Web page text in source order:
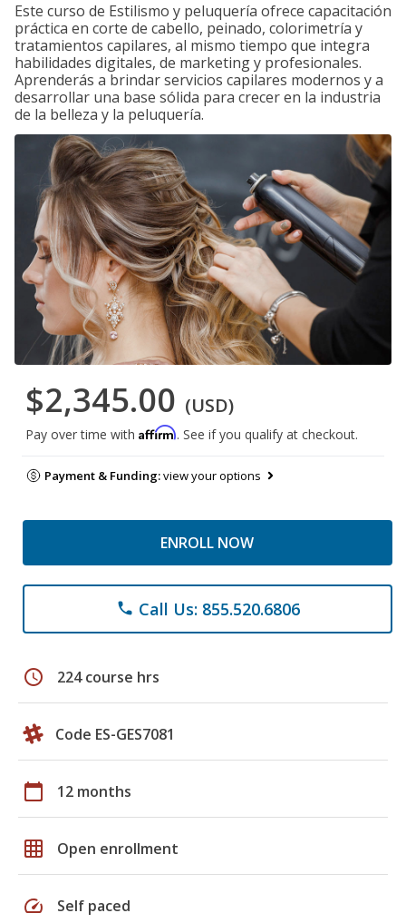
Este curso de Estilismo y peluquería ofrece capacitación
práctica en corte de cabello, peinado, colorimetría y
tratamientos capilares, al mismo tiempo que integra
habilidades digitales, de marketing y profesionales.
Aprenderás a brindar servicios capilares modernos y a
desarrollar una base sólida para crecer en la industria
de la belleza y la peluquería.
$2,345.00 (USD)
Pay over time with Affirm. See if you qualify at checkout.
Payment & Funding:view your options
ENROLL NOW
phone Call Us: 855.520.6806
schedule 224 course hrs
Code ES-GES7081
calendar_today 12 months
grid_on Open enrollment
speed Self paced